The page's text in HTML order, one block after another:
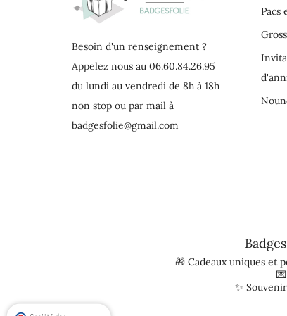
Besoin d'un renseignement ?
Appelez nous au 06.60.84.26.95
du lundi au vendredi de 8h à 18h
non stop ou par mail à
badgesfolie@gmail.com
Pacs
🎁 Cadeaux uniques et
✨